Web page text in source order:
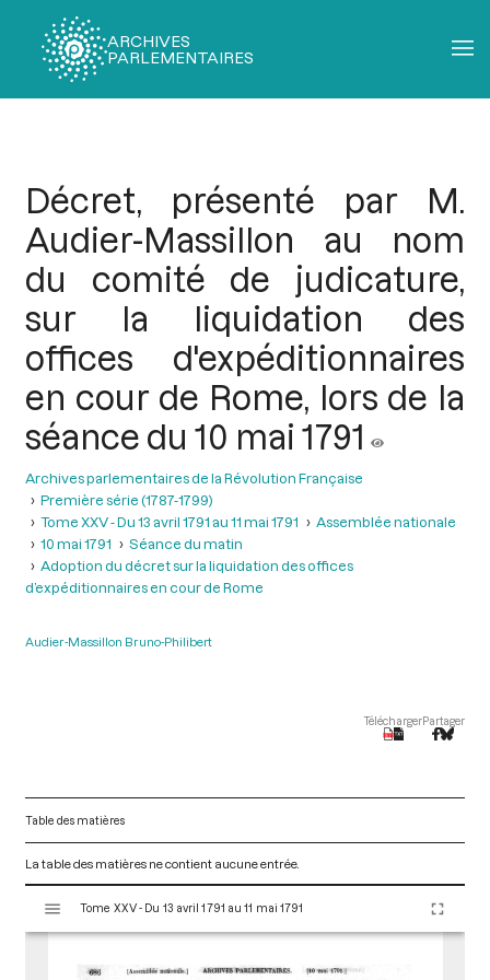
ARCHIVES
PARLEMENTAIRES
Décret, présenté par M.
Audier-Massillon au nom
du comité de judicature,
sur la liquidation des
offices d'expéditionnaires
en cour de Rome, lors de la
séance du 10 mai 1791
Archives parlementaires de la Révolution Française
Première série (1787-1799)
Tome XXV - Du 13 avril 1791 au 11 mai 1791
Assemblée nationale
10 mai 1791
Séance du matin
Adoption du décret sur la liquidation des offices
d’expéditionnaires en cour de Rome
Audier-Massillon Bruno-Philibert
TéléchargerPartager
Table des matières
La table des matières ne contient aucune entrée.
s
Tome XXV - Du 13 avril 1791 au 11 mai 1791